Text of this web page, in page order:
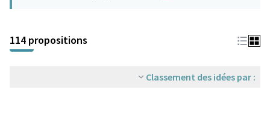
114 propositions
Classement des idées par :